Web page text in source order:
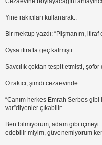
Yine rakıcıları kullanarak..
Bir mektup yazdı: “Pişmanım,
Oysa itirafta geç kalmıştı.
Savcılık çoktan tespit etmişti,
O rakıcı, şimdi cezaevinde..
“Canım herkes Emrah Serbes
var”diyenler çıkabilir..
Ben bilmiyorum, adam gibi
edebilir miyim, güvenemiyorum